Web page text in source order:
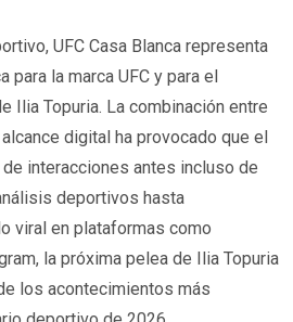
UFC Casa Blanca representa
para la marca UFC y para el
Ilia Topuria. La combinación entre
digital ha provocado que el
interacciones antes incluso de
deportivos hasta
viral en plataformas como
la próxima pelea de Ilia Topuria
los acontecimientos más